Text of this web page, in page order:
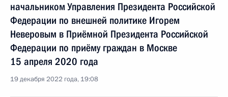
начальником Управления Президента Российской
Федерации по внешней политике Игорем
Неверовым в Приёмной Президента Российской
Федерации по приёму граждан в Москве
15 апреля 2020 года
19 декабря 2022 года, 19:08